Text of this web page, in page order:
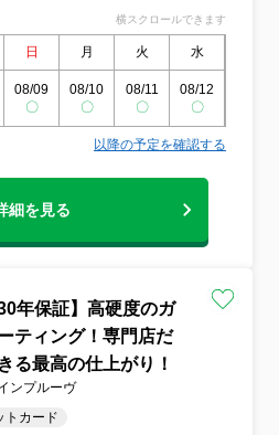
横スクロールできます
日 月 火 水
08/09
〇
08/10
〇
08/11
〇
08/12
〇
以降の予定を確認する
細を見る
30年保証】高硬度のガ
ティング！専門店だ
る最高の仕上がり！
ンプルーヴ
トカード